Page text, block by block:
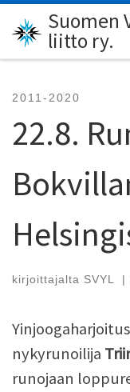
Skip to content
Suomen
liitto ry.
2011-2020
22.8.
kirjoittajalta SVYL |
nykyrunoilija
runojaan